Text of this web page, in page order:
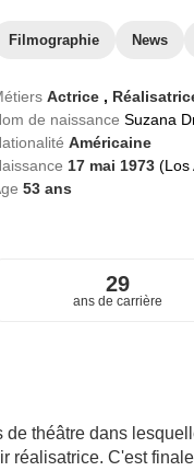
Filmographie News
Actrice ,
de naissance Suzana
Américaine
17 mai 1973 (Los
53ans
29
ans de carrière
de théâtre dans
réalisatrice. C'est